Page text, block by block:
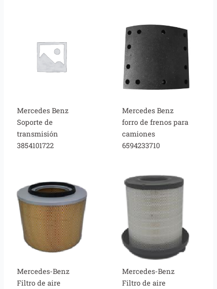
Mercedes Benz
Soporte de
transmisión
3854101722
Mercedes Benz
forro de frenos para
camiones
6594233710
Mercedes-Benz
Filtro de aire
Mercedes-Benz
Filtro de aire